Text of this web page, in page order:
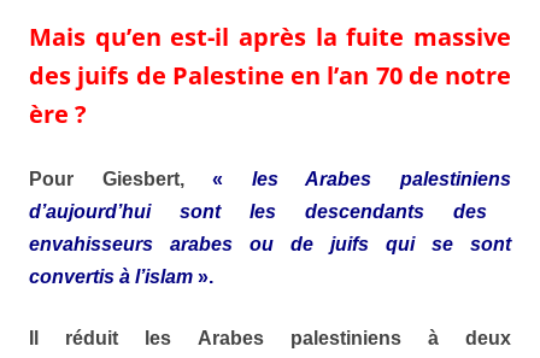
Mais qu’en est-il après la fuite massive
des juifs de Palestine en l’an 70 de notre
ère ?
Pour Giesbert,« lesArabes palestiniens
d’aujourd’hui sont les descendants des
envahisseurs arabes ou de juifs qui se sont
convertis à l’islam ».
Il réduit les Arabes palestiniensà deux